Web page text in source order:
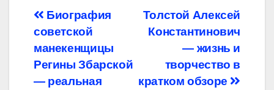
Навигация
по
записям
Толстой Алексей
Константинович
— жизнь и
творчество в
кратком обзоре
Биография
советской
манекенщицы
Регины Збарской
— реальная